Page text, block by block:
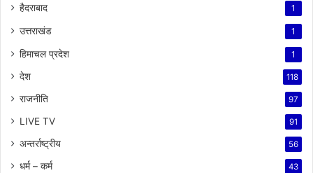
हैदराबाद 1
उत्तराखंड 1
हिमाचल प्रदेश 1
देश 118
राजनीति 97
LIVE TV 91
अन्तर्राष्ट्रीय 56
धर्म – कर्म 43